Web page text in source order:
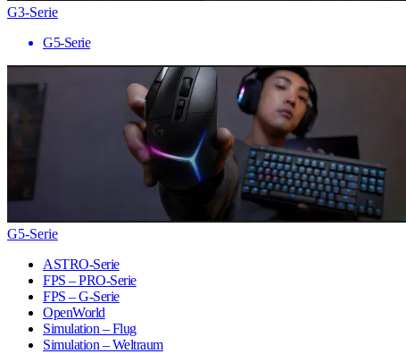
G3-Serie
G5-Serie
G5-Serie
ASTRO-Serie
FPS – PRO-Serie
FPS – G-Serie
OpenWorld
Simulation – Flug
Simulation – Weltraum